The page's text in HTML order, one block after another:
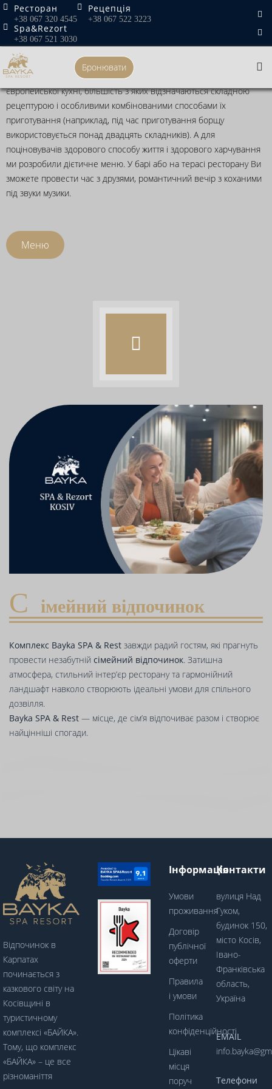
Skip
to
content
Ресторан
+38 067 320 4545
Рецепція
+38 067 522 3223
Spa&Rezort
+38 067 521 3030
Бронювати
Головна Ресторан
Ресторан
Наші шеф-повари готують вишукані страви української кухні та
європейської кухні, більшість з яких відзначаються складною
рецептурою і особливими комбінованими способами їх
приготування (наприклад, під час приготування борщу
використовується понад двадцять складників). А для
поціновувачів здорового способу життя і здорового харчування
ми розробили дієтичне меню. У барі або на терасі ресторану Ви
зможете провести час з друзями, романтичний вечір з коханими
під звуки музики.
Меню
С імейний відпочинок
Комплекс Bayka SPA & Rest завжди радий гостям, які прагнуть
провести незабутній сімейний відпочинок. Затишна
атмосфера, стильний інтер’єр ресторану та гармонійний
ландшафт навколо створюють ідеальні умови для спільного
дозвілля.
Bayka SPA & Rest — місце, де сім’я відпочиває разом і створює
найцінніші спогади.
Відпочинок в
Карпатах
починається з
казкового світу на
Косівщині в
туристичному
комплексі «БАЙКА».
Тому, що комплекс
«БАЙКА» – це все
різноманіття
Інформація
Умови
проживання
Договір
публічної
оферти
Правила
і умови
Політика
конфіденційності
Цікаві
місця
поруч
Контакти
вулиця Над
Гуком,
будинок 150,
місто Косів,
Івано-
Франківська
область,
Україна
EMAIL
Телефони